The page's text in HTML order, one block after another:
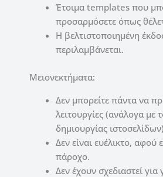
Έτοιμα templates που
προσαρμόσετε όπως
Η βελτιστοποιημένη
περιλαμβάνεται.
Μειονεκτήματα:
Δεν μπορείτε πάντα να
λειτουργίες (ανάλογα
δημιουργίας
Δεν είναι ευέλικτο, αφού
πάροχο.
Δεν έχουν σχεδιαστεί για